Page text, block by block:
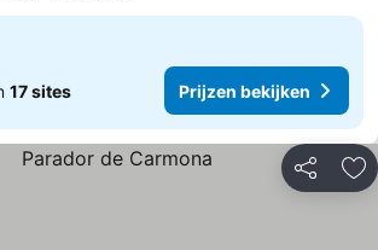
17 sites Prijzen bekijken
Delen